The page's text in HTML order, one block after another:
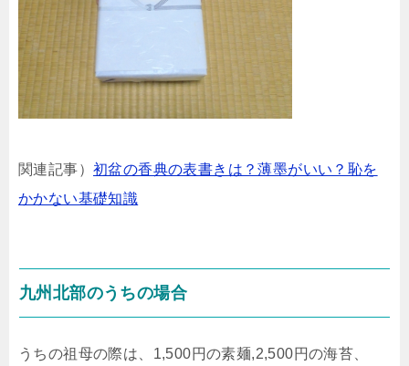
関連記事） 初盆の香典の表書きは？薄墨がいい？恥を
かかない基礎知識
九州北部のうちの場合
うちの祖母の際は、1,500円の素麺,2,500円の海苔、